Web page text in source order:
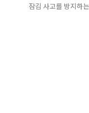
잠김 사고를 방지하